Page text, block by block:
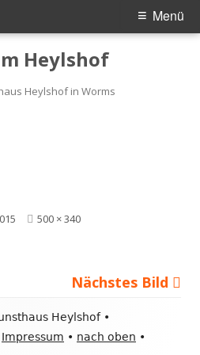
Heylshof
Heylshof in Worms
Menü
Volle
500 × 340
Nächstes Bild
Heylshof •
Impressum • nach oben •